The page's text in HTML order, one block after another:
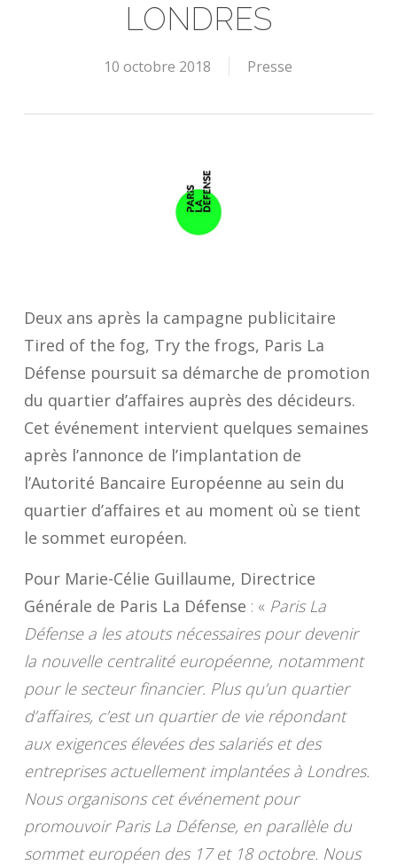
LONDRES
10 octobre 2018 Presse
Deux ans après la campagne publicitaire
Tired of the fog, Try the frogs, Paris La
Défense poursuit sa démarche de promotion
du quartier d’affaires auprès des décideurs.
Cet événement intervient quelques semaines
après l’annonce de l’implantation de
l’Autorité Bancaire Européenne au sein du
quartier d’affaires et au moment où se tient
le sommet européen.
Pour Marie-Célie Guillaume, Directrice
Générale de Paris La Défense : « Paris La
Défense a les atouts nécessaires pour devenir
la nouvelle centralité européenne, notamment
pour le secteur financier. Plus qu’un quartier
d’affaires, c’est un quartier de vie répondant
aux exigences élevées des salariés et des
entreprises actuellement implantées à Londres.
Nous organisons cet événement pour
promouvoir Paris La Défense, en parallèle du
sommet européen des 17 et 18 octobre. Nous